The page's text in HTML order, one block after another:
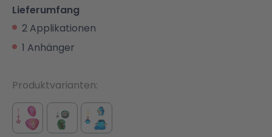
Lieferumfang
2 Applikationen
1 Anhänger
Produktvarianten